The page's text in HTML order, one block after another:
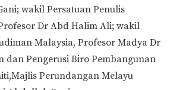
wakil Persatuan Penulis
Dr Abd Halim Ali; wakil
Malaysia, Profesor Madya Dr
dan Pengerusi Biro Pembangunan
Perundangan Melayu